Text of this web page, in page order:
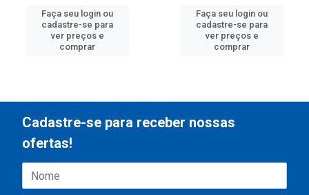
Faça seu login ou
cadastre-se para
ver preços e
comprar
Faça seu login ou
cadastre-se para
ver preços e
comprar
Cadastre-se para receber nossas
ofertas!